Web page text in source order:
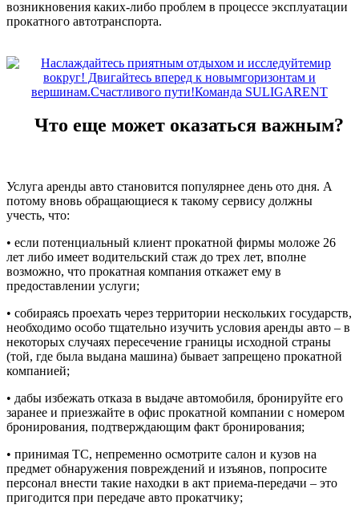
возникновения каких-либо проблем в процессе эксплуатации
прокатного автотранспорта.
Что еще может оказаться важным?
Услуга аренды авто становится популярнее день ото дня. А
потому вновь обращающиеся к такому сервису должны
учесть, что:
• если потенциальный клиент прокатной фирмы моложе 26
лет либо имеет водительский стаж до трех лет, вполне
возможно, что прокатная компания откажет ему в
предоставлении услуги;
• собираясь проехать через территории нескольких государств,
необходимо особо тщательно изучить условия аренды авто – в
некоторых случаях пересечение границы исходной страны
(той, где была выдана машина) бывает запрещено прокатной
компанией;
• дабы избежать отказа в выдаче автомобиля, бронируйте его
заранее и приезжайте в офис прокатной компании с номером
бронирования, подтверждающим факт бронирования;
• принимая ТС, непременно осмотрите салон и кузов на
предмет обнаружения повреждений и изъянов, попросите
персонал внести такие находки в акт приема-передачи – это
пригодится при передаче авто прокатчику;